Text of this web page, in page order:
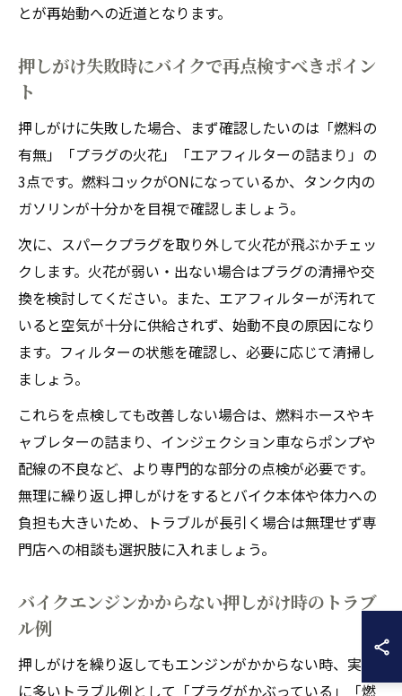
とが再始動への近道となります。
押しがけ失敗時にバイクで再点検すべきポイン
ト
押しがけに失敗した場合、まず確認したいのは「燃料の
有無」「プラグの火花」「エアフィルターの詰まり」の
3点です。燃料コックがONになっているか、タンク内の
ガソリンが十分かを目視で確認しましょう。
次に、スパークプラグを取り外して火花が飛ぶかチェッ
クします。火花が弱い・出ない場合はプラグの清掃や交
換を検討してください。また、エアフィルターが汚れて
いると空気が十分に供給されず、始動不良の原因になり
ます。フィルターの状態を確認し、必要に応じて清掃し
ましょう。
これらを点検しても改善しない場合は、燃料ホースやキ
ャブレターの詰まり、インジェクション車ならポンプや
配線の不良など、より専門的な部分の点検が必要です。
無理に繰り返し押しがけをするとバイク本体や体力への
負担も大きいため、トラブルが長引く場合は無理せず専
門店への相談も選択肢に入れましょう。
バイクエンジンかからない押しがけ時のトラブ
ル例
押しがけを繰り返してもエンジンがかからない時、実際
に多いトラブル例として「プラグがかぶっている」「燃